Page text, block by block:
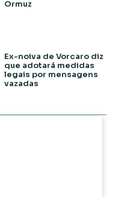
Ormuz
Ex-noiva de Vorcaro diz
que adotará medidas
legais por mensagens
vazadas